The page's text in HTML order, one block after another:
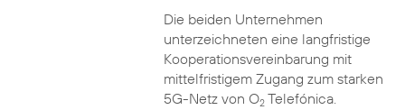
Die beiden Unternehmen
unterzeichneten eine langfristige
Kooperationsvereinbarung mit
mittelfristigem Zugang zum starken
5G-Netz von O2Telefónica.